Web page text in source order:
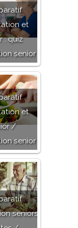
et
: quiz
senior
et
/
senior
seniors